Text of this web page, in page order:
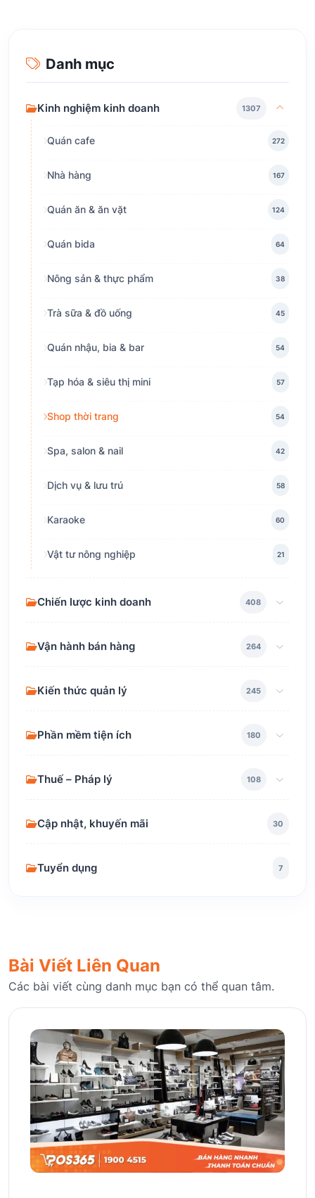
Danh mục
Kinh nghiệm kinh doanh 1307
Quán cafe 272
Nhà hàng 167
Quán ăn & ăn vặt 124
Quán bida 64
Nông sản & thực phẩm 38
Trà sữa & đồ uống 45
Quán nhậu, bia & bar 54
Tạp hóa & siêu thị mini 57
Shop thời trang 54
Spa, salon & nail 42
Dịch vụ & lưu trú 58
Karaoke 60
Vật tư nông nghiệp 21
Chiến lược kinh doanh 408
Vận hành bán hàng 264
Kiến thức quản lý 245
Phần mềm tiện ích 180
Thuế – Pháp lý 108
Cập nhật, khuyến mãi 30
Tuyển dụng 7
Bài Viết Liên Quan
Các bài viết cùng danh mục bạn có thể quan tâm.